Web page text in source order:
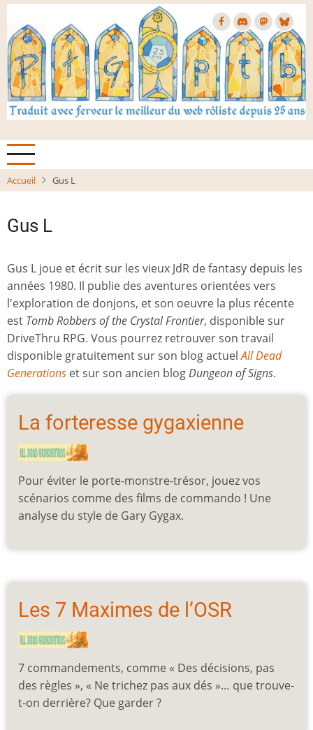
Aller
contenu
principal
Accueil Gus L
Gus L
Gus L joue et écrit sur les vieux JdR de fantasy depuis les
années 1980. Il publie des aventures orientées vers
l'exploration de donjons, et son oeuvre la plus récente
est Tomb Robbers of the Crystal Frontier, disponible sur
DriveThru RPG. Vous pourrez retrouver son travail
disponible gratuitement sur son blog actuelAll Dead
Generations et sur son ancien blogDungeon of Signs.
La forteresse gygaxienne
Pour éviter le porte-monstre-trésor, jouez vos
scénarios comme des films de commando ! Une
analyse du style de Gary Gygax.
Les 7 Maximes de l’OSR
7 commandements, comme « Des décisions, pas
des règles », « Ne trichez pas aux dés »… que trouve-
t-on derrière? Que garder ?